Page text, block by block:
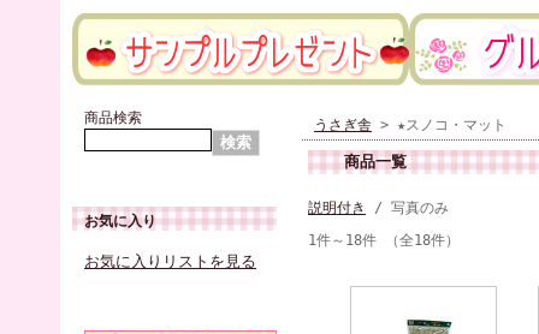
商品検索
お気に入り
お気に入りリストを見る
うさぎ舎 > ★スノコ・マット
商品一覧
説明付き
/ 写真のみ
1件～18件 （全18件）